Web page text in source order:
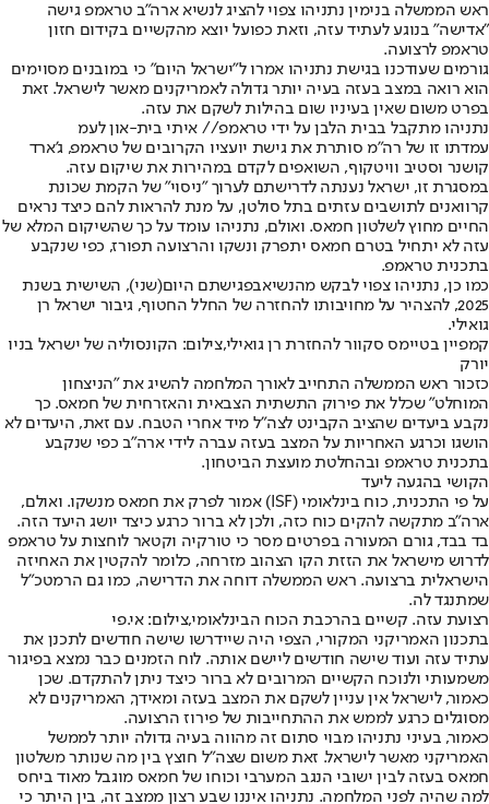
ראש הממשלה בנימין נתניהו צפוי להציג לנשיא ארה"ב טראמפ גישה
"אדישה" בנוגע לעתיד עזה, וזאת כפועל יוצא מהקשיים בקידום חזון
טראמפ לרצועה.
גורמים שעודכנו בגישת נתניהו אמרו ל"ישראל היום" כי במובנים מסוימים
הוא רואה במצב בעזה בעיה יותר גדולה לאמריקנים מאשר לישראל. זאת
בפרט משום שאין בעיניו שום בהילות לשקם את עזה.
נתניהו מתקבל בבית הלבן על ידי טראמפ// איתי בית-און לעמ
עמדתו זו של רה"מ סותרת את גישת יועציו הקרובים של טראמפ, ג'ארד
קושנר וסטיב וויטקוף, השואפים לקדם במהירות את שיקום עזה.
במסגרת זו, ישראל נענתה לדרישתם לערוך "ניסוי" של הקמת שכונת
קרוואנים לתושבים עזתים בתל סולטן, על מנת להראות להם כיצד נראים
החיים מחוץ לשלטון חמאס. ואולם, נתניהו עומד על כך שהשיקום המלא של
עזה לא יתחיל בטרם חמאס יתפרק ונשקו והרצועה תפורז, כפי שנקבע
בתכנית טראמפ.
כמו כן, נתניהו צפוי לבקש מהנשיאבפגישתם היום(שני), השישית בשנת
2025, להצהיר על מחויבותו להחזרה של החלל החטוף, גיבור ישראל רן
גואילי.
קמפיין בטיימס סקוור להחזרת רן גואילי,צילום: הקונסוליה של ישראל בניו
יורק
כזכור ראש הממשלה התחייב לאורך המלחמה להשיג את "הניצחון
המוחלט" שכלל את פירוק התשתית הצבאית והאזרחית של חמאס. כך
נקבע ביעדים שהציב הקבינט לצה"ל מיד אחרי הטבח. עם זאת, היעדים לא
הושגו וכרגע האחריות על המצב בעזה עברה לידי ארה"ב כפי שנקבע
בתכנית טראמפ ובהחלטת מועצת הביטחון.
הקושי בהגעה ליעד
על פי התכנית, כוח בינלאומי (ISF) אמור לפרק את חמאס מנשקו. ואולם,
ארה"ב מתקשה להקים כוח כזה, ולכן לא ברור כרגע כיצד יושג היעד הזה.
בד בבד, גורם המעורה בפרטים מסר כי טורקיה וקטאר לוחצות על טראמפ
לדרוש מישראל את הזזת הקו הצהוב מזרחה, כלומר להקטין את האחיזה
הישראלית ברצועה. ראש הממשלה דוחה את הדרישה, כמו גם הרמטכ"ל
שמתנגד לה.
רצועת עזה. קשיים בהרכבת הכוח הבינלאומי,צילום: אי.פי
בתכנון האמריקני המקורי, הצפי היה שיידרשו שישה חודשים לתכנן את
עתיד עזה ועוד שישה חודשים ליישם אותה. לוח הזמנים כבר נמצא בפיגור
משמעותי ולנוכח הקשיים המרובים לא ברור כיצד ניתן להתקדם. שכן
כאמור, לישראל אין עניין לשקם את המצב בעזה ומאידך, האמריקנים לא
מסוגלים כרגע לממש את ההתחייבות של פירוז הרצועה.
כאמור, בעיני נתניהו מבוי סתום זה מהווה בעיה גדולה יותר לממשל
האמריקני מאשר לישראל. זאת משום שצה"ל חוצץ בין מה שנותר משלטון
חמאס בעזה לבין ישובי הנגב המערבי וכוחו של חמאס מוגבל מאוד ביחס
למה שהיה לפני המלחמה. נתניהו איננו שבע רצון ממצב זה, בין היתר כי